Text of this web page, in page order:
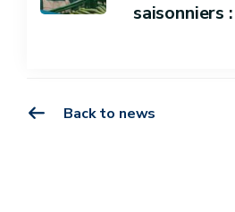
Back to news
saisonniers